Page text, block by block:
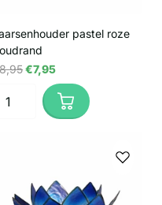
pastel roze
€7,95